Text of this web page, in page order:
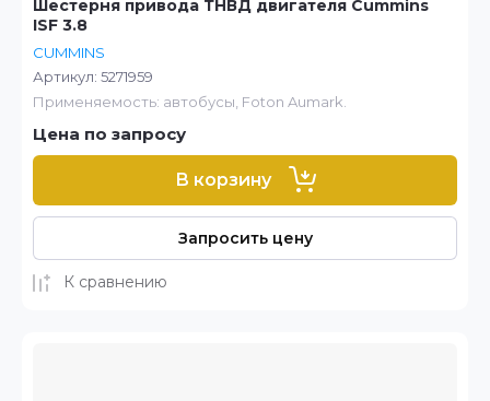
Шестерня привода ТНВД двигателя Cummins
ISF 3.8
CUMMINS
Артикул: 5271959
Применяемость: автобусы, Foton Aumark.
Цена по запросу
В корзину
Запросить цену
К сравнению